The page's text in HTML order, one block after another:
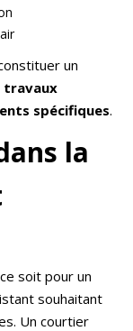
un
travaux
spécifiques.
la
soit pour un
souhaitant
Un courtier